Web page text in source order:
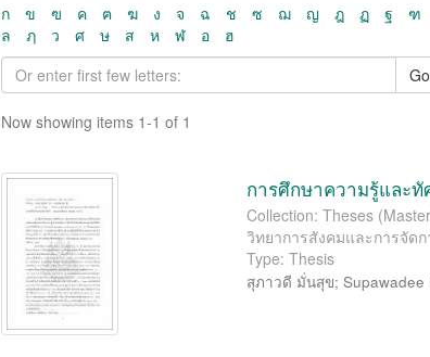
ก
ข ฃ ค ฅ ฆ ง จ ฉ ช ซ ฌ ญ ฎ ฏ ฐ ฑ
ล
ฦ ว ศ ษ ส ห ฬ อ
ฮ
Go
Now showing items 1-1 of 1
การศึกษาความรู้และ
Collection: Theses
วิทยาการสังคมและการจัด
Type: Thesis
สุภาวดี มั่นสุข;Supawadee